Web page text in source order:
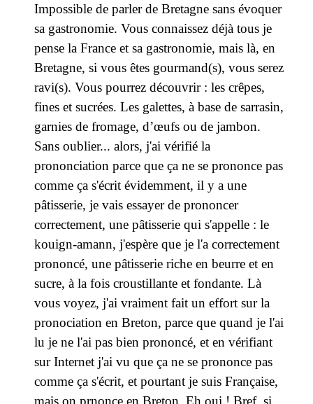
Impossible de parler de Bretagne sans évoquer
sa gastronomie. Vous connaissez déjà tous je
pense la France et sa gastronomie, mais là, en
Bretagne, si vous êtes gourmand(s), vous serez
ravi(s). Vous pourrez découvrir : les crêpes,
fines et sucrées. Les galettes, à base de sarrasin,
garnies de fromage, d’œufs ou de jambon.
Sans oublier... alors, j'ai vérifié la
prononciation parce que ça ne se prononce pas
comme ça s'écrit évidemment, il y a une
pâtisserie, je vais essayer de prononcer
correctement, une pâtisserie qui s'appelle : le
kouign-amann, j'espère que je l'a correctement
prononcé, une pâtisserie riche en beurre et en
sucre, à la fois croustillante et fondante. Là
vous voyez, j'ai vraiment fait un effort sur la
pronociation en Breton, parce que quand je l'ai
lu je ne l'ai pas bien prononcé, et en vérifiant
sur Internet j'ai vu que ça ne se prononce pas
comme ça s'écrit, et pourtant je suis Française,
mais on prnonce en Breton. Eh oui ! Bref, si